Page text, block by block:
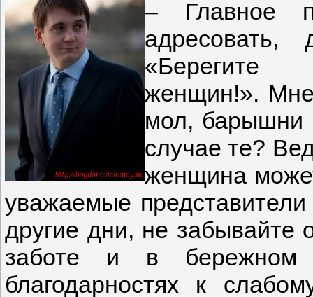
– Главное
«Берегите
женщин!». Мне
мол, барышни
случае те?
женщина
уважаемые
другие дни, не
заботе и в бережном
благодарностях к